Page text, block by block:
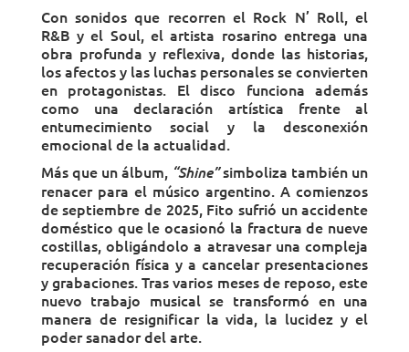
Con sonidos que recorren el Rock N’ Roll, el
R&B y el Soul, el artista rosarino entrega una
obra profunda y reflexiva, donde las historias,
los afectos y las luchas personales se convierten
en protagonistas. El disco funciona además
como una declaración artística frente al
entumecimiento social y la desconexión
emocional de la actualidad.
Más que un álbum, “Shine”simboliza también un
renacer para el músico argentino. A comienzos
de septiembre de 2025, Fito sufrió un accidente
doméstico que le ocasionó la fractura de nueve
costillas, obligándolo a atravesar una compleja
recuperación física y a cancelar presentaciones
y grabaciones. Tras varios meses de reposo, este
nuevo trabajo musical se transformó en una
manera de resignificar la vida, la lucidez y el
poder sanador del arte.